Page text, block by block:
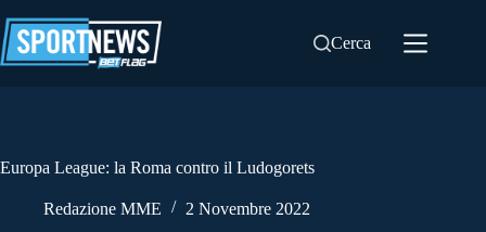
al
contenuto
Cerca
Europa League: la Roma contro il Ludogorets
Redazione MME 2 Novembre 2022